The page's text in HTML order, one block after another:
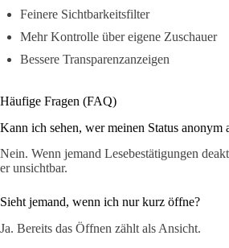
Feinere Sichtbarkeitsfilter
Mehr Kontrolle über eigene Zuschauer
Bessere Transparenzanzeigen
Häufige Fragen (FAQ)
Kann ich sehen, wer meinen Status anonym
Nein. Wenn jemand Lesebestätigungen
er unsichtbar.
Sieht jemand, wenn ich nur kurz öffne?
Ja. Bereits das Öffnen zählt als Ansicht.